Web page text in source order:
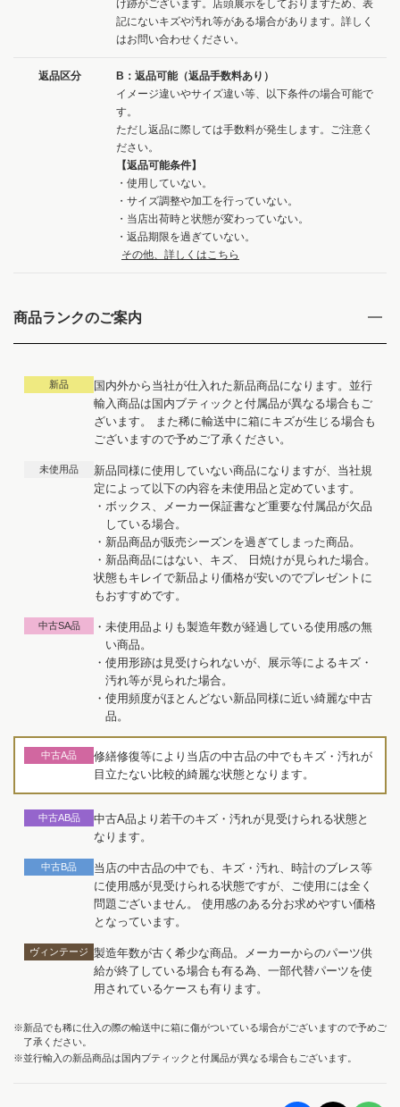
け跡がございます。店頭展示をしておりますため、表
記にないキズや汚れ等がある場合があります。詳しく
はお問い合わせください。
返品区分
B：返品可能（返品手数料あり）
イメージ違いやサイズ違い等、以下条件の場合可能で
す。
ただし返品に際しては手数料が発生します。ご注意く
ださい。
【返品可能条件】
・使用していない。
・サイズ調整や加工を行っていない。
・当店出荷時と状態が変わっていない。
・返品期限を過ぎていない。
その他、詳しくはこちら
商品ランクのご案内
新品
国内外から当社が仕入れた新品商品になります。並行
輸入商品は国内ブティックと付属品が異なる場合もご
ざいます。 また稀に輸送中に箱にキズが生じる場合も
ございますので予めご了承ください。
未使用品
新品同様に使用していない商品になりますが、当社規
定によって以下の内容を未使用品と定めています。
・ボックス、メーカー保証書など重要な付属品が欠品
している場合。
・新品商品が販売シーズンを過ぎてしまった商品。
・新品商品にはない、キズ、 日焼けが見られた場合。
状態もキレイで新品より価格が安いのでプレゼントに
もおすすめです。
中古SA品
・未使用品よりも製造年数が経過している使用感の無
い商品。
・使用形跡は見受けられないが、展示等によるキズ・
汚れ等が見られた場合。
・使用頻度がほとんどない新品同様に近い綺麗な中古
品。
中古A品
修繕修復等により当店の中古品の中でもキズ・汚れが
目立たない比較的綺麗な状態となります。
中古AB品
中古A品より若干のキズ・汚れが見受けられる状態と
なります。
中古B品
当店の中古品の中でも、キズ・汚れ、時計のブレス等
に使用感が見受けられる状態ですが、ご使用には全く
問題ございません。 使用感のある分お求めやすい価格
となっています。
ヴィンテージ 製造年数が古く希少な商品。メーカーからのパーツ供
給が終了している場合も有る為、一部代替パーツを使
用されているケースも有ります。
※新品でも稀に仕入の際の輸送中に箱に傷がついている場合がございますので予めご
了承ください。
※並行輸入の新品商品は国内ブティックと付属品が異なる場合もございます。